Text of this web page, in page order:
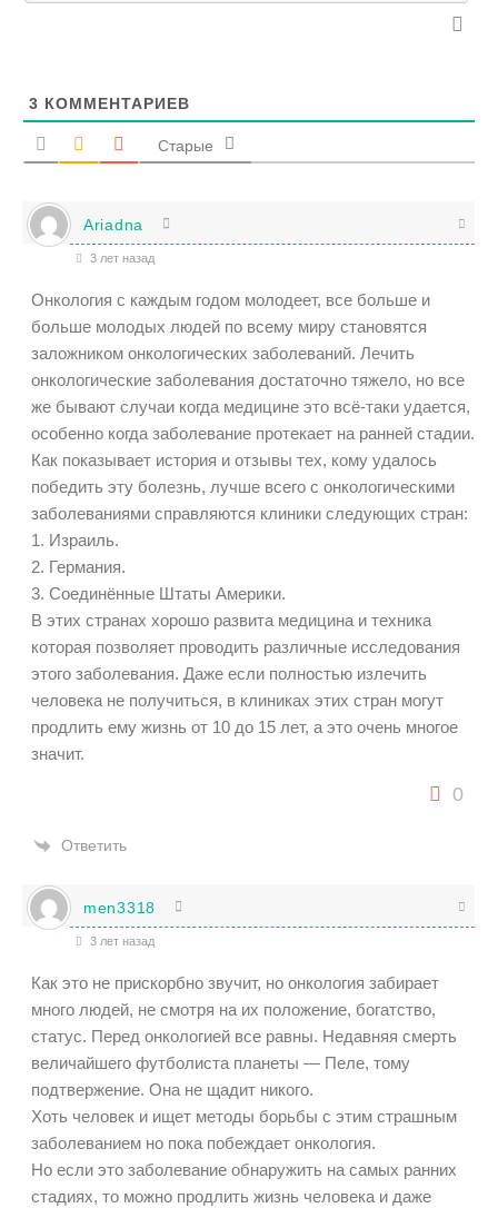
3 КОММЕНТАРИЕВ
Старые
Ariadna
3 лет назад
Онкология с каждым годом молодеет, все больше и
больше молодых людей по всему миру становятся
заложником онкологических заболеваний. Лечить
онкологические заболевания достаточно тяжело, но все
же бывают случаи когда медицине это всё-таки удается,
особенно когда заболевание протекает на ранней стадии.
Как показывает история и отзывы тех, кому удалось
победить эту болезнь, лучше всего с онкологическими
заболеваниями справляются клиники следующих стран:
1. Израиль.
2. Германия.
3. Соединённые Штаты Америки.
В этих странах хорошо развита медицина и техника
которая позволяет проводить различные исследования
этого заболевания. Даже если полностью излечить
человека не получиться, в клиниках этих стран могут
продлить ему жизнь от 10 до 15 лет, а это очень многое
значит.
0
Ответить
men3318
3 лет назад
Как это не прискорбно звучит, но онкология забирает
много людей, не смотря на их положение, богатство,
статус. Перед онкологией все равны. Недавняя смерть
величайшего футболиста планеты — Пеле, тому
подтвержение. Она не щадит никого.
Хоть человек и ищет методы борьбы с этим страшным
заболеванием но пока побеждает онкология.
Но если это заболевание обнаружить на самых ранних
стадиях, то можно продлить жизнь человека и даже